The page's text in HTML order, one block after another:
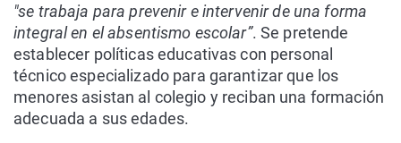
"se trabaja para prevenir e intervenir de una forma
integral en el absentismo escolar”. Se pretende
establecer políticas educativas con personal
técnico especializado para garantizar que los
menores asistan al colegio y reciban una formación
adecuada a sus edades.